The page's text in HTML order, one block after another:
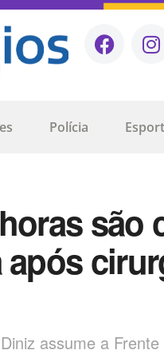
Polícia
são
após
assume a